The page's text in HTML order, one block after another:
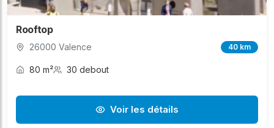
Rooftop
26000 Valence 40 km
80 m² 30 debout
Voir les détails